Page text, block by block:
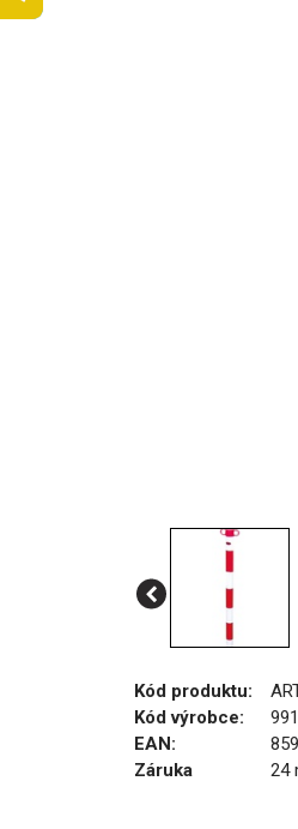
Kód produktu:
Kód výrobce:
EAN:
Záruka
24